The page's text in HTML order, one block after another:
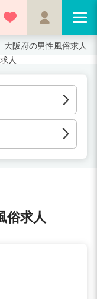
大阪府の男性風俗求人
人
俗求人